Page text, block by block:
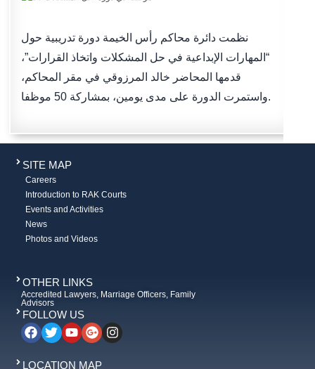
نظمت دائرة محاكم رأس الخيمة دورة تدريبية حول
“المهارات الإبداعية في حل المشكلات واتخاذ القرارات”،
قدمها المحاضر خالد المرزوقي في مقر المحاكم،
واستمرت الدورة على مدى يومين، بمشاركة 50 موظفا.
SITE MAP
Careers
Introduction to RAK Courts
Events and Activities
News
Photos and Videos
OTHER LINKS
Accredited Lawyers, Marriage Officers, Family
Advisors
FOLLOW US
LOCATION MAP